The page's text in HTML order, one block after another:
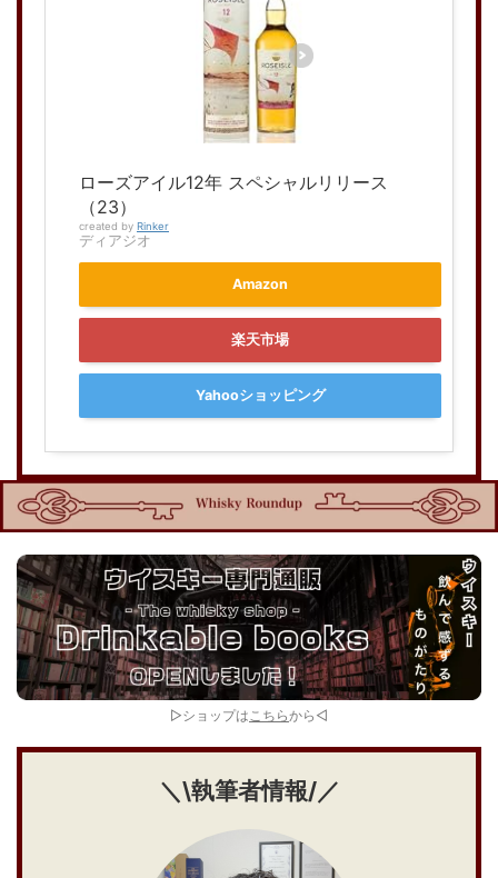
ローズアイル12年 スペシャルリリース
（23）
created by Rinker
ディアジオ
Amazon
楽天市場
Yahooショッピング
▷ショップは こちらから◁
＼\執筆者情報/／